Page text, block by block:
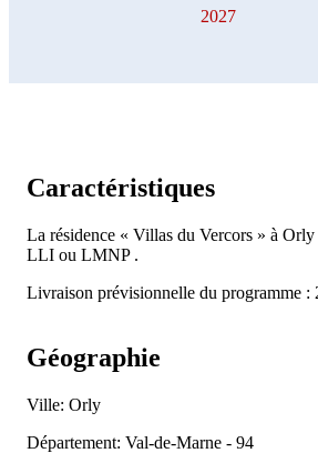
2027
Caractéristiques
La résidence « Villas du Vercors » à
LLI ou LMNP .
Livraison prévisionnelle du programme :
Géographie
Ville: Orly
Département: Val-de-Marne - 94